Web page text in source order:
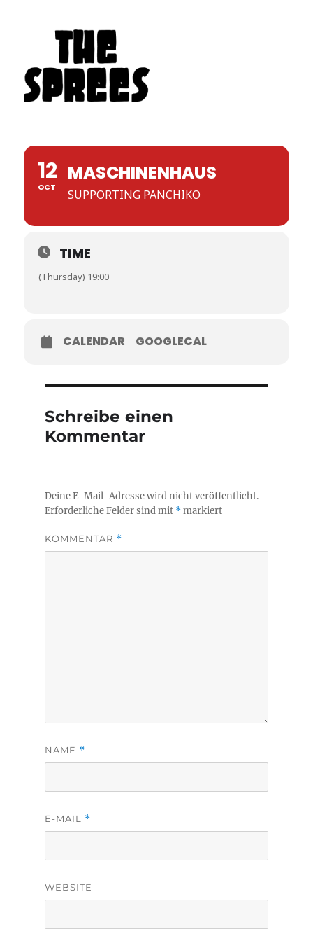
12
OCT
MASCHINENHAUS
SUPPORTING PANCHIKO
TIME
(Thursday) 19:00
CALENDAR GOOGLECAL
Schreibe einen
Kommentar
Deine E-Mail-Adresse wird nicht veröffentlicht.
Erforderliche Felder sind mit *markiert
KOMMENTAR *
NAME *
E-MAIL *
WEBSITE